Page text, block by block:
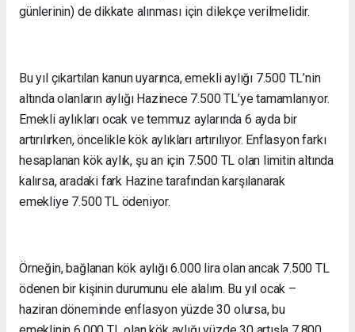
günlerinin) de dikkate alınması için dilekçe verilmelidir.
Bu yıl çıkartılan kanun uyarınca, emekli aylığı 7.500 TL’nin
altında olanların aylığı Hazinece 7.500 TL’ye tamamlanıyor.
Emekli aylıkları ocak ve temmuz aylarında 6 ayda bir
artırılırken, öncelikle kök aylıkları artırılıyor. Enflasyon farkı
hesaplanan kök aylık, şu an için 7.500 TL olan limitin altında
kalırsa, aradaki fark Hazine tarafından karşılanarak
emekliye 7.500 TL ödeniyor.
Örneğin, bağlanan kök aylığı 6.000 lira olan ancak 7.500 TL
ödenen bir kişinin durumunu ele alalım. Bu yıl ocak –
haziran döneminde enflasyon yüzde 30 olursa, bu